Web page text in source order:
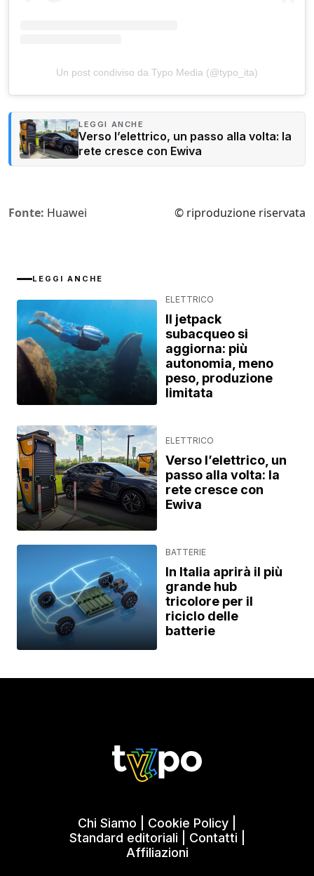
Un post condiviso da Typo Media (@typo_ita)
LEGGI ANCHE
Verso l’elettrico, un passo alla volta: la
rete cresce con Ewiva
Fonte: Huawei © riproduzione riservata
LEGGI ANCHE
ELETTRICO
Il jetpack
subacqueo si
aggiorna: più
autonomia, meno
peso, produzione
limitata
ELETTRICO
Verso l’elettrico, un
passo alla volta: la
rete cresce con
Ewiva
BATTERIE
In Italia aprirà il più
grande hub
tricolore per il
riciclo delle
batterie
Chi Siamo Cookie Policy
Standard editoriali
Contatti
Affiliazioni